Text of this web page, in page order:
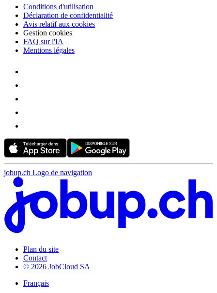
Conditions d'utilisation
Déclaration de confidentialité
Avis relatif aux cookies
Gestion cookies
FAQ sur l'IA
Mentions légales
jobup.ch Logo de navigation
Plan du site
Contact
© 2026 JobCloud SA
Français